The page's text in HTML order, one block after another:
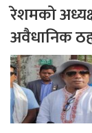
रेशमको
अवैधानिक